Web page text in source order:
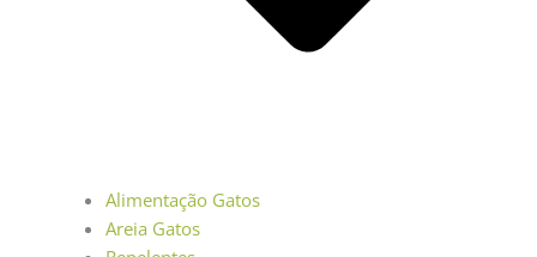
Alimentação Gatos
Areia Gatos